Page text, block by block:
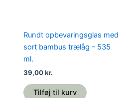
varesiden
Rundt opbevaringsglas med
sort bambus trælåg – 535
ml.
39,00kr.
Tilføj til kurv